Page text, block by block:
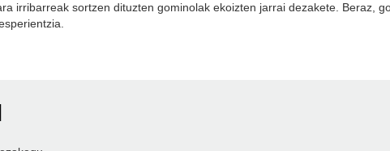
irribarreak sortzen dituzten gominolak ekoizten jarrai dezakete. Beraz,